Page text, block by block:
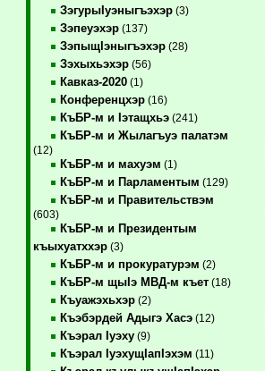
ЗэгурыIуэныгъэхэр(3)
Зэпеуэхэр(137)
ЗэпыщIэныгъэхэр(28)
Зэхыхьэхэр(56)
Кавказ-2020(1)
Конференцхэр(16)
КъБР-м и Iэтащхьэ(241)
КъБР-м и Жылагъуэ палатэм
(12)
КъБР-м и махуэм (1)
КъБР-м и Парламентым (129)
КъБР-м и Правительствэм
(603)
КъБР-м и Президентым
къыхуатххэр(3)
КъБР-м и прокуратурэм (2)
КъБР-м щыIэ МВД-м къет(18)
Къуажэхьхэр(2)
Къэбэрдей Адыгэ Хасэ(12)
Къэрал Iуэху(9)
Къэрал IуэхущIапIэхэм (11)